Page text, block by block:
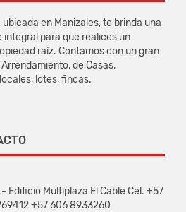
ubicada en Manizales, te brinda una
integral para que realices un
raíz. Contamos con un gran
de Casas,
lotes, fincas.
Edificio Multiplaza El Cable Cel. +57
+57 606 8933260